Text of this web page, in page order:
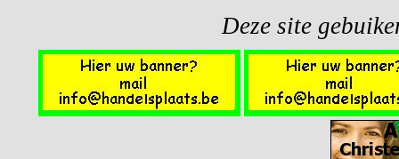
Deze site